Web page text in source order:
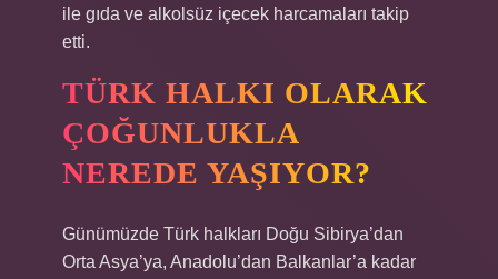
ile gıda ve alkolsüz içecek harcamaları takip
etti.
TÜRK HALKI OLARAK
ÇOĞUNLUKLA
NEREDE YAŞIYOR?
Günümüzde Türk halkları Doğu Sibirya’dan
Orta Asya’ya, Anadolu’dan Balkanlar’a kadar